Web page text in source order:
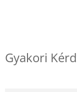
Gyakori